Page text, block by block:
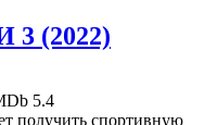
(2022)
5.4
получить спортивную